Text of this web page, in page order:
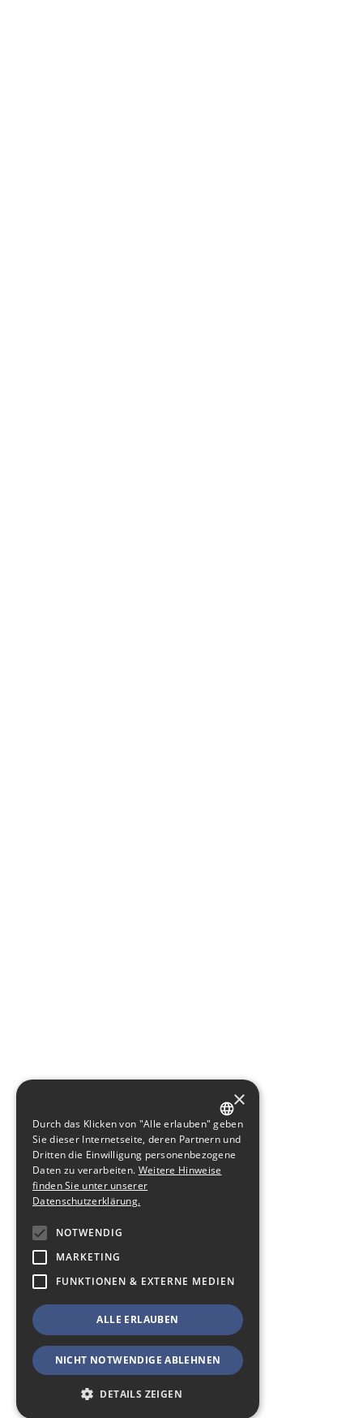
GERMAN
ENGLISH
×
Durch das Klicken von "Alle erlauben" geben
Sie dieser Internetseite, deren Partnern und
Dritten die Einwilligung personenbezogene
Daten zu verarbeiten. Weitere Hinweise
finden Sie unter unserer
Datenschutzerklärung.
NOTWENDIG
MARKETING
FUNKTIONEN & EXTERNE MEDIEN
ALLE ERLAUBEN
NICHT NOTWENDIGE ABLEHNEN
DETAILS ZEIGEN